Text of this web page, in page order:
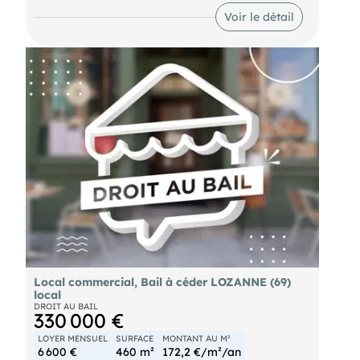
offrant de nombreuses possibilités d'exploitation.
Surface : 120 m² Local en cours de travaux
potentiel commercial Dossier complet et
informations complémentaires sur demande.
Voir le détail
Local commercial, Bail à céder LOZANNE (69)
local
DROIT AU BAIL
330 000 €
LOYER MENSUEL
6 600 €
SURFACE
460 m²
MONTANT AU M²
172,2 €/m²/an